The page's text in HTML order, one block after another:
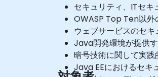
セキュリティ、ITセキ
OWASP Top Ten以外
ウェブサービスのセ
Java開発環境が提供
暗号技術に関して実
Java EEにおけるセキ